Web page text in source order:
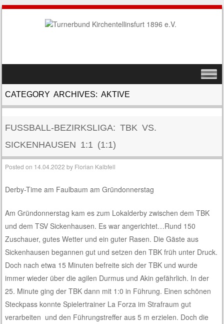
MENU
CATEGORY ARCHIVES:AKTIVE
FUSSBALL-BEZIRKSLIGA: TBK VS. S
ICKENHAUSEN 1:1 (1:1)
Posted on 14.04.2022 by Florian Kalbfell
Derby-Time am Faulbaum am Gründonnerstag
Am Gründonnerstag kam es zum Lokalderby zwischen dem TBK
und dem TSV Sickenhausen. Es war angerichtet…Rund 150
Zuschauer, gutes Wetter und ein guter Rasen. Die Gäste aus
Sickenhausen begannen gut und setzen den TBK früh unter Druck.
Doch nach etwa 15 Minuten befreite sich der TBK und wurde
immer wieder über die agilen Durmus und Akin gefährlich. In der
25. Minute ging der TBK dann mit 1:0 in Führung. Einen schönen
Steckpass konnte Spielertrainer La Forza im Strafraum gut
verarbeiten und den Führungstreffer aus 5 m erzielen. Doch die